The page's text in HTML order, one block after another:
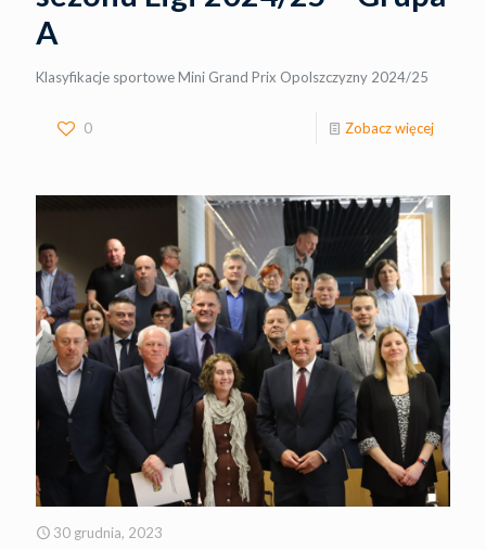
A
Klasyfikacje sportowe Mini Grand Prix Opolszczyzny 2024/25
0 Zobacz więcej
30 grudnia, 2023